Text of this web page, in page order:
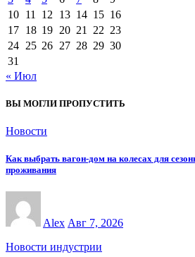
10 11 12 13 14 15 16
17 18 19 20 21 22 23
24 25 26 27 28 29 30
31
« Июл
ВЫ МОГЛИ ПРОПУСТИТЬ
Новости
Как выбрать вагон-дом на колесах для
проживания
Alex Авг 7, 2026
Новости индустрии